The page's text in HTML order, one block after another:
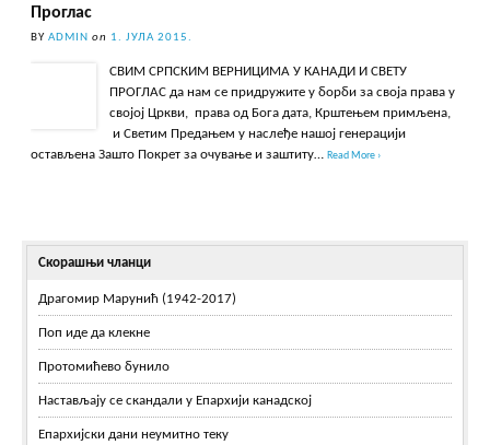
Проглас
BYADMIN on 1. ЈУЛА 2015.
СВИМ СРПСКИМ ВЕРНИЦИМА У КАНАДИ И СВЕТУ
ПРОГЛАС да нам се придружите у борби за своја права у
својој Цркви, права од Бога дата, Крштењем примљена,
и Светим Предањем у наслеђе нашој генерацији
остављена Зашто Покрет за очување и заштиту…Read More ›
Скорашњи чланци
Драгомир Марунић (1942-2017)
Поп иде да клекне
Протомићево бунило
Настављају се скандали у Епархији канадској
Епархијски дани неумитно теку